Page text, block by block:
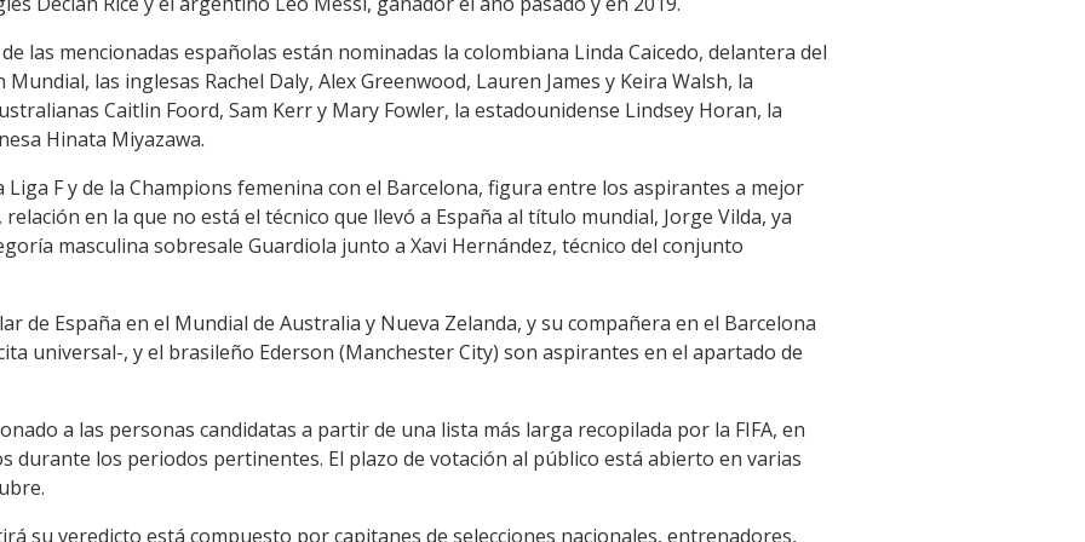
las mencionadas españolas están nominadas la colombiana Linda Caicedo, delantera del
las inglesas Rachel Daly, Alex Greenwood, Lauren James y Keira Walsh, la
Caitlin Foord, Sam Kerr y Mary Fowler, la estadounidense Lindsey Horan, la
Hinata Miyazawa.
Liga F y de la Champions femenina con el Barcelona, figura entre los aspirantes a mejor
en la que no está el técnico que llevó a España al título mundial, Jorge Vilda, ya
masculina sobresale Guardiola junto a Xavi Hernández, técnico del conjunto
de España en el Mundial de Australia y Nueva Zelanda, y su compañera en el Barcelona
universal-, y el brasileño Ederson (Manchester City) son aspirantes en el apartado de
a las personas candidatas a partir de una lista más larga recopilada por la FIFA, en
durante los periodos pertinentes. El plazo de votación al público está abierto en varias
su veredicto está compuesto por capitanes de selecciones nacionales, entrenadores,